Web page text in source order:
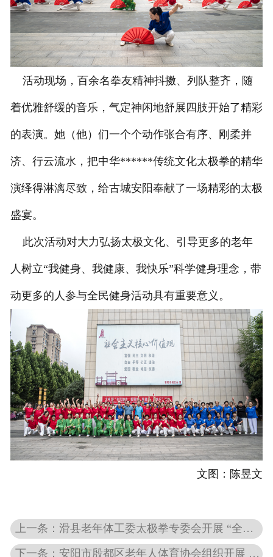
活动现场，百余名拳友精神抖擞、列队整齐，随
着优雅舒缓的音乐，气定神闲地舒展四肢开始了精彩
的表演。她（他）们一个个动作张合有序、刚柔并
济、行云流水，把中华******传统文化太极拳的精华
演绎得淋漓尽致，给古城安阳奉献了一场精彩的太极
盛宴。
此次活动对大力弘扬太极文化、引导更多的老年
人树立“我健身、我健康、我快乐”科学健身理念，带
动更多的人参与全民健身活动具有重要意义。
文图：陈昱文
上一条：滑县老年体工委太极拳专委会开展 “全民健身日”主题老年人太极拳展示活动
下一条：安阳市殷都区老年人体育协会组织开展 全民健身日暨******体育宣传周活动